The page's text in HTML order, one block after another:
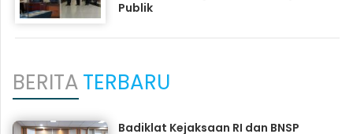
Publik
BERITATERBARU
Badiklat Kejaksaan RI dan BNSP